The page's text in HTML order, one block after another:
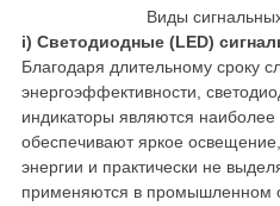
Виды
i) Светодиодные (LED)
Благодаря длительному сроку
энергоэффективности,
индикаторы являются
обеспечивают яркое
энергии и практически не
применяются в промышленном